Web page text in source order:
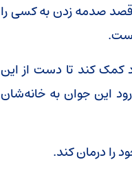
صدمه زدن به کسی را
کمک کند تا دست از این
این جوان به خانه‌شان
را درمان کند.